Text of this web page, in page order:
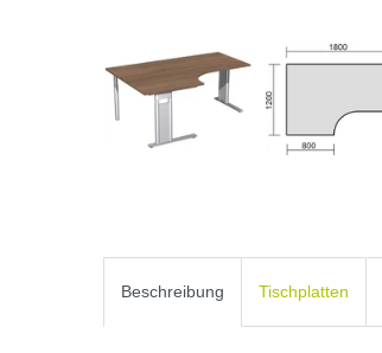
Beschreibung Tischplatten